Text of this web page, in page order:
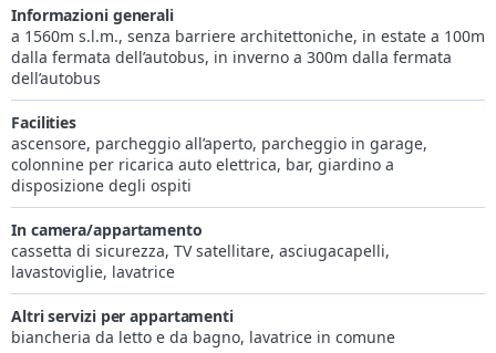
balcone panoramico, telefono e connessione Wireless. L’ampia
sala colazioni offre a colazione un buffet che vi farà iniziare
meglio la giornata. A fine giornata potrete gustare un ricco
buffet d’insalate ed un menù a 4 portate con 2 primi e 2
secondi di piatti tipici e nazionali a scelta.
Potrete ritrovare l’armonia per il vostro corpo e la vostra mente
nel centro wellness. Vi aspetta un’area saune con sauna
finlandese, bio-sauna, bagno di vapore aromatico e cabina a
infrarossi.
Informazioni generali
a 1560m s.l.m., senza barriere architettoniche, in estate a 100m
dalla fermata dell’autobus, in inverno a 300m dalla fermata
dell’autobus
Facilities
ascensore, parcheggio all’aperto, parcheggio in garage,
colonnine per ricarica auto elettrica, bar, giardino a
disposizione degli ospiti
In camera/appartamento
cassetta di sicurezza, TV satellitare, asciugacapelli,
lavastoviglie, lavatrice
Altri servizi per appartamenti
biancheria da letto e da bagno, lavatrice in comune